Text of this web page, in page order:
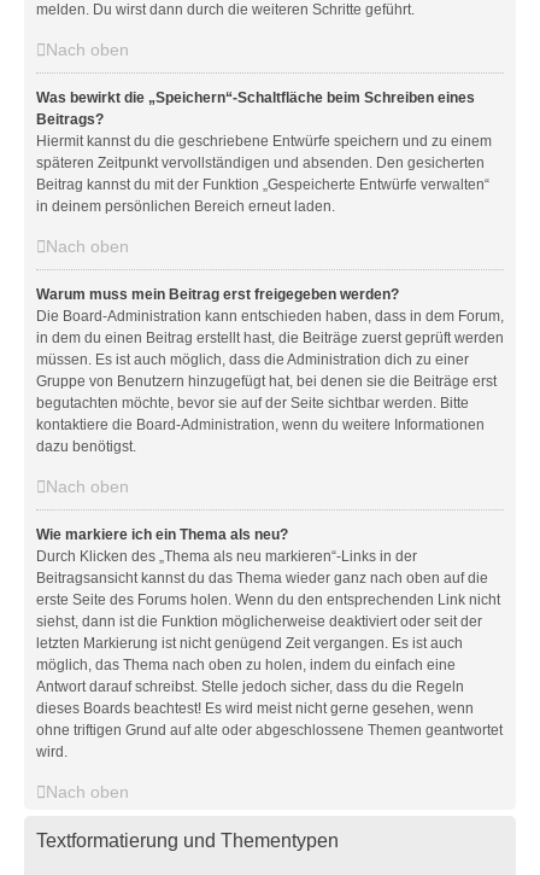
melden. Du wirst dann durch die weiteren Schritte geführt.
Nach oben
Was bewirkt die „Speichern“-Schaltfläche beim Schreiben eines
Beitrags?
Hiermit kannst du die geschriebene Entwürfe speichern und zu einem
späteren Zeitpunkt vervollständigen und absenden. Den gesicherten
Beitrag kannst du mit der Funktion „Gespeicherte Entwürfe verwalten“
in deinem persönlichen Bereich erneut laden.
Nach oben
Warum muss mein Beitrag erst freigegeben werden?
Die Board-Administration kann entschieden haben, dass in dem Forum,
in dem du einen Beitrag erstellt hast, die Beiträge zuerst geprüft werden
müssen. Es ist auch möglich, dass die Administration dich zu einer
Gruppe von Benutzern hinzugefügt hat, bei denen sie die Beiträge erst
begutachten möchte, bevor sie auf der Seite sichtbar werden. Bitte
kontaktiere die Board-Administration, wenn du weitere Informationen
dazu benötigst.
Nach oben
Wie markiere ich ein Thema als neu?
Durch Klicken des „Thema als neu markieren“-Links in der
Beitragsansicht kannst du das Thema wieder ganz nach oben auf die
erste Seite des Forums holen. Wenn du den entsprechenden Link nicht
siehst, dann ist die Funktion möglicherweise deaktiviert oder seit der
letzten Markierung ist nicht genügend Zeit vergangen. Es ist auch
möglich, das Thema nach oben zu holen, indem du einfach eine
Antwort darauf schreibst. Stelle jedoch sicher, dass du die Regeln
dieses Boards beachtest! Es wird meist nicht gerne gesehen, wenn
ohne triftigen Grund auf alte oder abgeschlossene Themen geantwortet
wird.
Nach oben
Textformatierung und Thementypen